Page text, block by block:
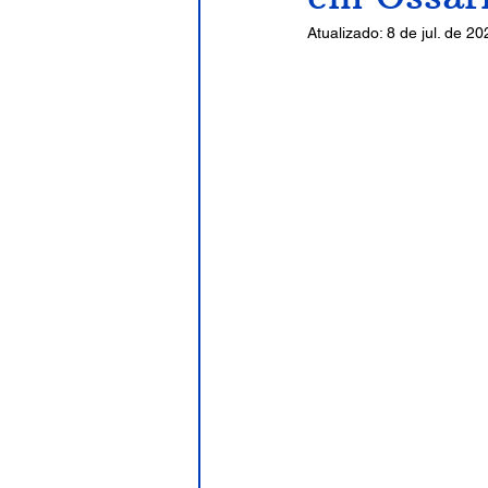
Atualizado: 8 de jul. de